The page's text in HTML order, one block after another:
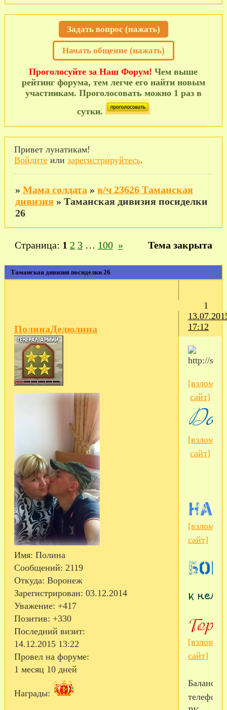
Задать вопрос (нажать)
Начать общение (нажать)
Проголосуйте за Наш Форум! Чем выше
рейтинг форума, тем легче его найти новым
участникам. Проголосовать можно 1 раз в
сутки.
Привет лунатикам!
Войдитеили зарегистрируйтесь.
» Мама солдата » в/ч 23626 Таманская
дивизия » Таманская дивизия посиделки
26
Таманская дивизия посиделки 26
Страница: 1 2 3 … 100 » Тема закрыта
1
17:12
ПолинаДедюлина
Имя: Полина
Сообщений: 2119
Откуда: Воронеж
Зарегистрирован: 03.12.2014
Уважение: +417
Позитив: +330
Последний визит:
14.12.2015 13:22
Провел на форуме:
1 месяц 10 дней
Награды:
сайт]
сайт]
сайт]
сайт]
Баланс
телефона